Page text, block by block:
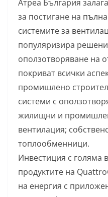
Атреа България
за постигане на
системите за
популяризира
оползотворяване на
покриват всички
промишлено
системи с
жилищни и
вентилация;
топлообменници.
Инвестиция с голяма
продуктите на
на енергия с